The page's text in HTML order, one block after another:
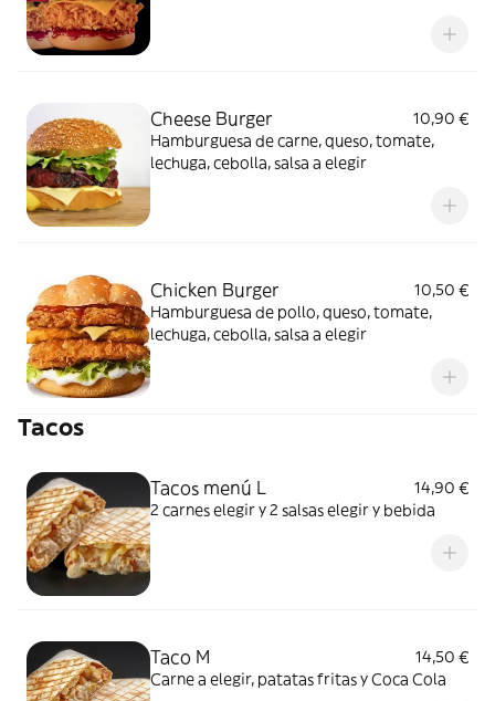
Cheese Burger
10,90 €
Hamburguesa de carne, queso, tomate,
lechuga, cebolla, salsa a elegir
Chicken Burger
10,50 €
Hamburguesa de pollo, queso, tomate,
lechuga, cebolla, salsa a elegir
Tacos
Tacos menú L
14,90 €
2 carnes elegir y 2 salsas elegir y bebida
Taco M
14,50 €
Carne a elegir, patatas fritas y Coca Cola